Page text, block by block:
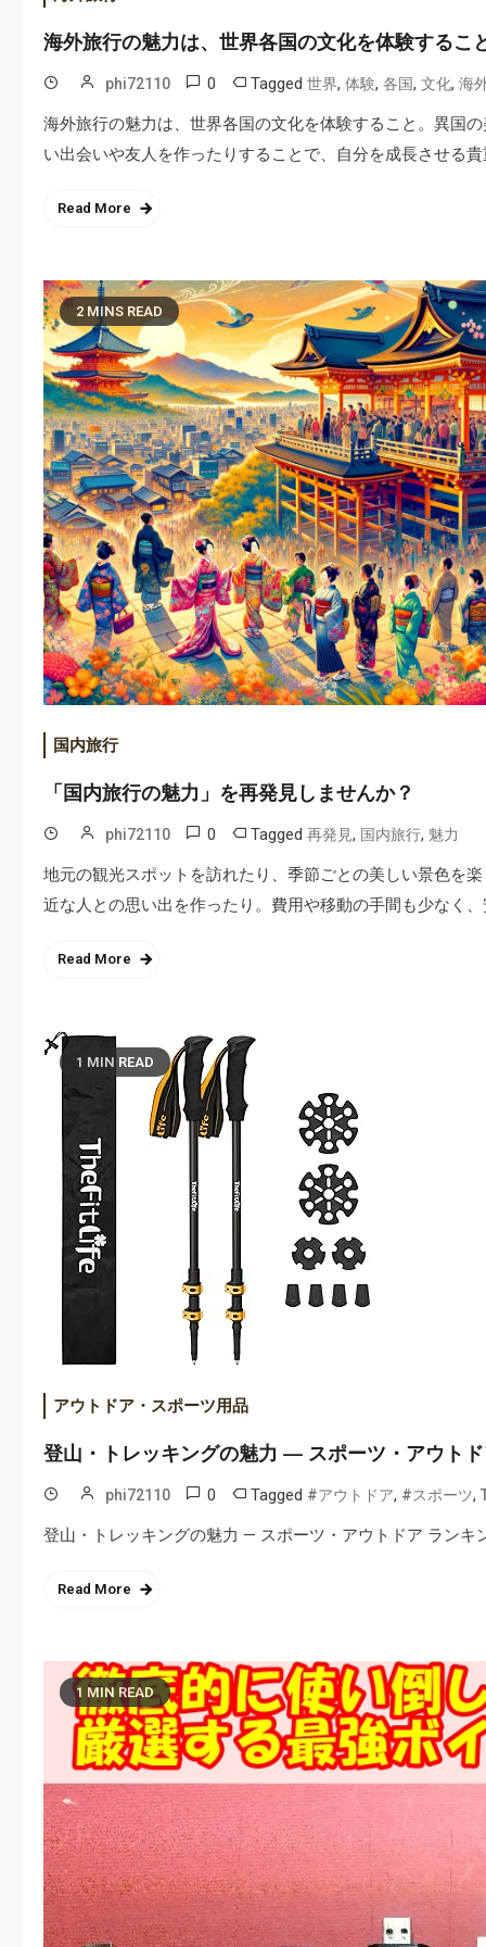
海外旅行の魅力は、世界各国の文化を体験するこ
phi72110 0 Tagged 世界, 体験, 各国, 文化, 海
海外旅行の魅力は、世界各国の文化を体験すること。異国
い出会いや友人を作ったりすることで、自分を成長させる
Read More
2 MINS READ
国内旅行
「国内旅行の魅力」を再発見しませんか？
phi72110 0 Tagged 再発見, 国内旅行, 魅力
地元の観光スポットを訪れたり、季節ごとの美しい景色を
近な人との思い出を作ったり。費用や移動の手間も少なく
Read More
1 MIN READ
アウトドア・スポーツ用品
登山・トレッキングの魅力 — スポーツ・アウト
phi72110 0 Tagged #アウトドア, #スポーツ,
登山・トレッキングの魅力 — スポーツ・アウトドア ランキ
Read More
1 MIN READ